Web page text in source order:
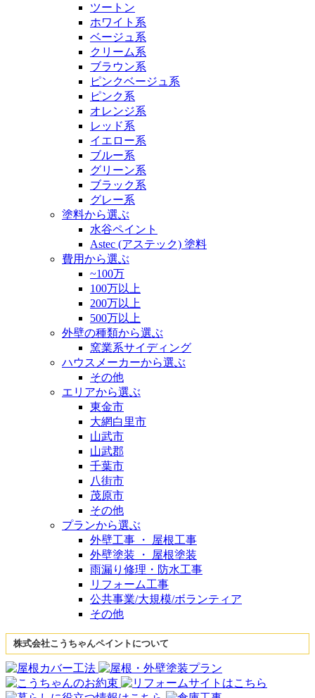
ツートン
ホワイト系
ベージュ系
クリーム系
ブラウン系
ピンクベージュ系
ピンク系
オレンジ系
レッド系
イエロー系
ブルー系
グリーン系
ブラック系
グレー系
塗料から選ぶ
水谷ペイント
Astec (アステック) 塗料
費用から選ぶ
~100万
100万以上
200万以上
500万以上
外壁の種類から選ぶ
窯業系サイディング
ハウスメーカーから選ぶ
その他
エリアから選ぶ
東金市
大網白里市
山武市
山武郡
千葉市
八街市
茂原市
その他
プランから選ぶ
外壁工事 ・ 屋根工事
外壁塗装 ・ 屋根塗装
雨漏り修理・防水工事
リフォーム工事
公共事業/大規模/ボランティア
その他
株式会社こうちゃんペイントについて